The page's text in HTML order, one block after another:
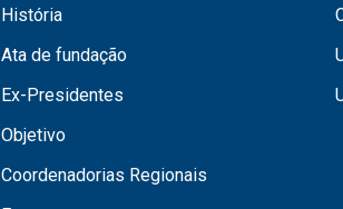
História
Ata de fundação
Ex-Presidentes
Objetivo
Coordenadorias Regionais